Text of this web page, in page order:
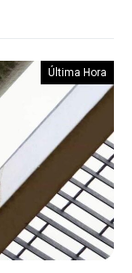
Última Hora